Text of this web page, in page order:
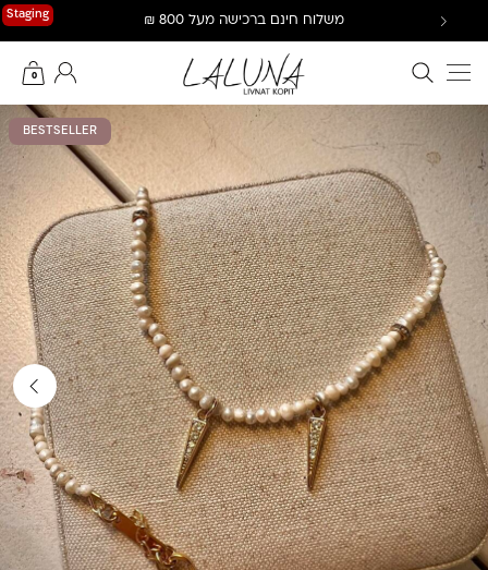
Staging משלוח חינם ברכישה מעל 800 ₪
חיפוש באתר
0
החשבון שלי
BESTSELLER